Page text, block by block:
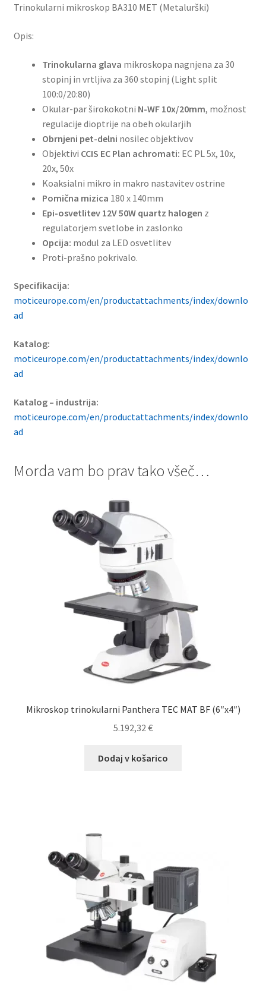
Trinokularni mikroskop BA310 MET (Metalurški)
Opis:
Trinokularna glava mikroskopa nagnjena za 30
stopinj in vrtljiva za 360 stopinj (Light split
100:0/20:80)
Okular-par širokokotni N-WF 10x/20mm, možnost
regulacije dioptrije na obeh okularjih
Obrnjeni pet-delni nosilec objektivov
Objektivi CCIS EC Plan achromati: EC PL 5x, 10x,
20x, 50x
Koaksialni mikro in makro nastavitev ostrine
Pomična mizica 180 x 140mm
Epi-osvetlitev 12V 50W quartz halogen z
regulatorjem svetlobe in zaslonko
Opcija: modul za LED osvetlitev
Proti-prašno pokrivalo.
Specifikacija:
moticeurope.com/en/productattachments/index/downlo
ad
Katalog:
moticeurope.com/en/productattachments/index/downlo
ad
Katalog – industrija:
moticeurope.com/en/productattachments/index/downlo
ad
Morda vam bo prav tako všeč…
Mikroskop trinokularni Panthera TEC MAT BF (6″x4″)
5.192,32 €
Dodaj v košarico